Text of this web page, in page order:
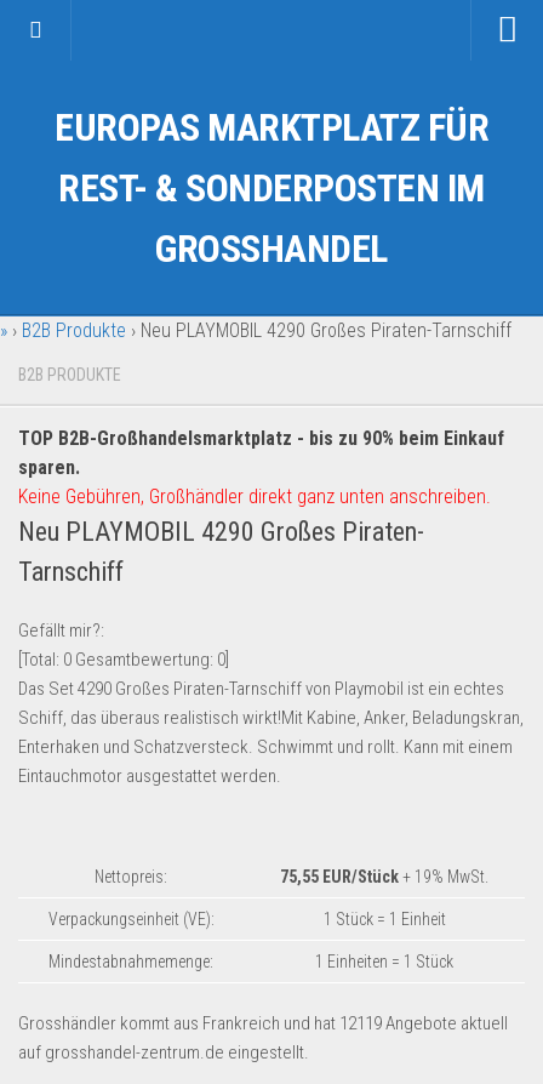
Kategorien
Auto & Motorrad
Fahrzeuge & Transport
Garten & Werkzeug
Geschäft, Büro & Schreibwaren
Geschenkartikel
Handy und Smartphone
Kosmetik & Pflege
Lebensmittel & Getränke
Münzen
Spielzeug & Games
Sport & Freizeit
Restposten-Angebote
Restposten für Privatpersonen
eBay Restposten kaufen
Sonderposten-Angebote
Saison & Eventprodkte
EUROPAS MARKTPLATZ FÜR
REST- & SONDERPOSTEN IM
GROSSHANDEL
» › B2B Produkte › Neu PLAYMOBIL 4290 Großes Piraten-Tarnschiff
B2B PRODUKTE
TOP B2B-Großhandelsmarktplatz - bis zu 90% beim Einkauf
sparen.
Keine Gebühren, Großhändler direkt ganz unten anschreiben.
Neu PLAYMOBIL 4290 Großes Piraten-
Tarnschiff
Gefällt mir?:
[Total: 0 Gesamtbewertung: 0
Das Set 4290 Großes Piraten-Tarnschiff von Playmobil ist ein echtes
Schiff, das überaus realistisch wirkt!Mit Kabine, Anker, Beladungskran,
Enterhaken und Schatzversteck. Schwimmt und rollt. Kann mit einem
Eintauchmotor ausgestattet werden.
Nettopreis: 75,55 EUR/Stück+ 19% MwSt.
Verpackungseinheit (VE): 1 Stück = 1 Einheit
Mindestabnahmemenge: 1 Einheiten = 1 Stück
Grosshändler kommt aus Frankreich und hat 12119 Angebote aktuell
auf grosshandel-zentrum.de eingestellt.